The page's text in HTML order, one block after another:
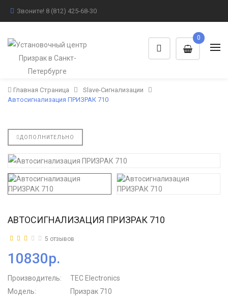
Звоните! 8 (812) 425-68-30
0
Главная Страница
Slave-Сигнализации
Автосигнализация ПРИЗРАК 710
ДОПОЛНИТЕЛЬНО
АВТОСИГНАЛИЗАЦИЯ ПРИЗРАК 710
5 отзывов
10830р.
Производитель:
TEC Electronics
Модель:
Призрак 710